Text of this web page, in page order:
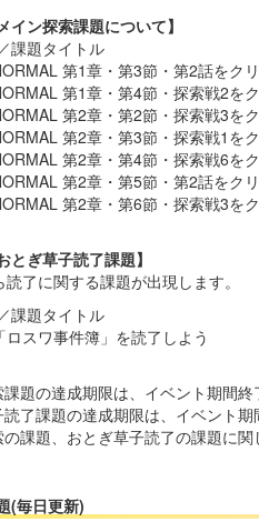
イン探索課題について】
課題タイトル
第1章・第3節・第2話をク
第1章・第4節・探索戦2を
第2章・第2節・探索戦3を
第2章・第3節・探索戦1を
第2章・第4節・探索戦6を
第2章・第5節・第2話をク
第2章・第6節・探索戦3を
とぎ草子読了課題】
了に関する課題が出現します。
課題タイトル
スワ事件簿」を読了しよう
題の達成期限は、イベント期間終
了課題の達成期限は、イベント期
課題、おとぎ草子読了の課題に
(毎日更新)